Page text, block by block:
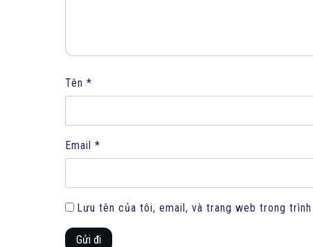
Tên *
Email *
Lưu tên của tôi, email, và trang web trong
Gửi đi